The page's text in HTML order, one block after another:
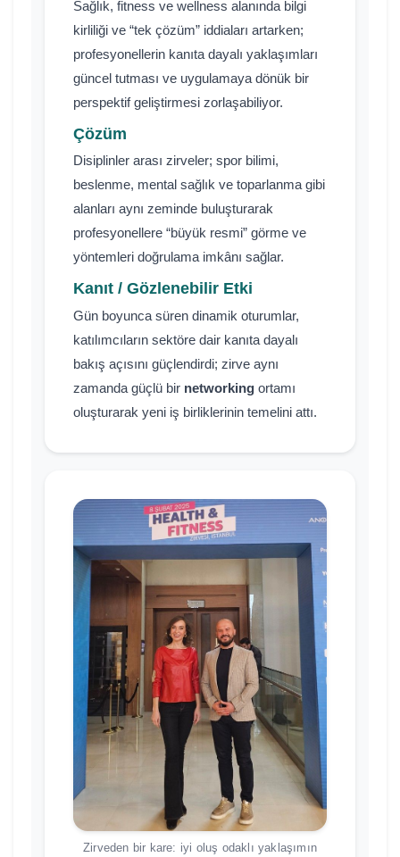
Sağlık, fitness ve wellness alanında bilgi
kirliliği ve “tek çözüm” iddiaları artarken;
profesyonellerin kanıta dayalı yaklaşımları
güncel tutması ve uygulamaya dönük bir
perspektif geliştirmesi zorlaşabiliyor.
Çözüm
Disiplinler arası zirveler; spor bilimi,
beslenme, mental sağlık ve toparlanma gibi
alanları aynı zeminde buluşturarak
profesyonellere “büyük resmi” görme ve
yöntemleri doğrulama imkânı sağlar.
Kanıt / Gözlenebilir Etki
Gün boyunca süren dinamik oturumlar,
katılımcıların sektöre dair kanıta dayalı
bakış açısını güçlendirdi; zirve aynı
zamanda güçlü bir networking ortamı
oluşturarak yeni iş birliklerinin temelini attı.
Zirveden bir kare: iyi oluş odaklı yaklaşımın